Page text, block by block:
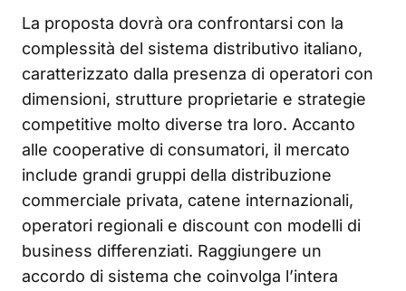
La proposta dovrà ora confrontarsi con la
complessità del sistema distributivo italiano,
caratterizzato dalla presenza di operatori con
dimensioni, strutture proprietarie e strategie
competitive molto diverse tra loro. Accanto
alle cooperative di consumatori, il mercato
include grandi gruppi della distribuzione
commerciale privata, catene internazionali,
operatori regionali e discount con modelli di
business differenziati. Raggiungere un
accordo di sistema che coinvolga l’intera